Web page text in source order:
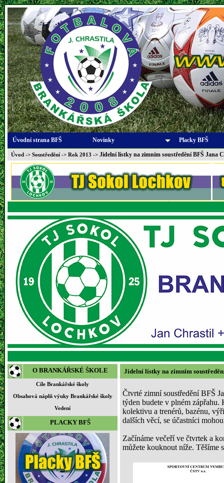
Úvodní strana BFŠ Novinky Placky BFŠ
Úvod -> Soustředění -> Rok 2013 -> Jídelní lístky na zimním soustředění BFŠ Jana
O BRANKÁŘSKÉ ŠKOLE
Cíle Brankářské školy
Obsahová náplň výuky Brankářské školy
Vedení
PLACKY BFŠ
Jídelní lístky na zimním
Čtvrté zimní soustředění BFŠ
týden budete v plném
kolektivu a trenérů, bazénu,
dalších věcí, se účastníci
Začínáme večeří ve čtvrtek a
můžete kouknout níže. Těšíme